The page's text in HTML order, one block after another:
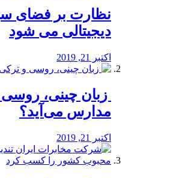
نظارت بر فضای
دیجیتالی می شود
اکتبر 21, 2019
زبان چینی،
مدارس می‌آید؟
اکتبر 21, 2019